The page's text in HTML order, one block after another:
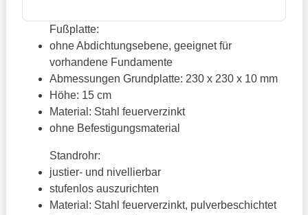
Fußplatte:
ohne Abdichtungsebene, geeignet für
vorhandene Fundamente
Abmessungen Grundplatte: 230 x 230 x 10 mm
Höhe: 15 cm
Material: Stahl feuerverzinkt
ohne Befestigungsmaterial
Standrohr:
justier- und nivellierbar
stufenlos auszurichten
Material: Stahl feuerverzinkt, pulverbeschichtet